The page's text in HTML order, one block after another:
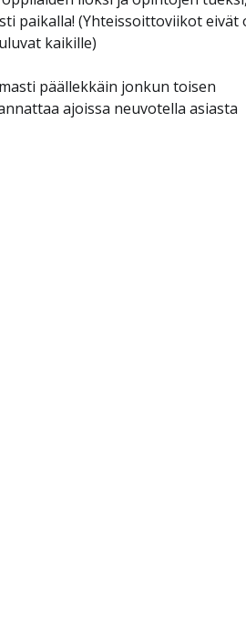
paikalla! (Yhteissoittoviikot eivät
kaikille)
päällekkäin jonkun toisen
ajoissa neuvotella asiasta